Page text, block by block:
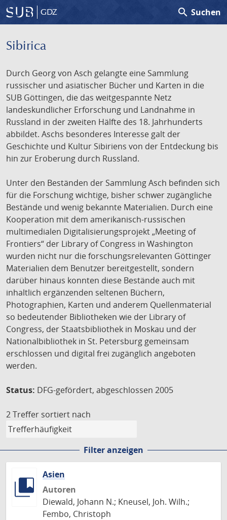
GDZ search Suchen
Sibirica
Durch Georg von Asch gelangte eine Sammlung
russischer und asiatischer Bücher und Karten in die
SUB Göttingen, die das weitgespannte Netz
landeskundlicher Erforschung und Landnahme in
Russland in der zweiten Hälfte des 18. Jahrhunderts
abbildet. Aschs besonderes Interesse galt der
Geschichte und Kultur Sibiriens von der Entdeckung bis
hin zur Eroberung durch Russland.
Unter den Beständen der Sammlung Asch befinden sich
für die Forschung wichtige, bisher schwer zugängliche
Bestände und wenig bekannte Materialien. Durch eine
Kooperation mit dem amerikanisch-russischen
multimedialen Digitalisierungsprojekt „Meeting of
Frontiers“ der Library of Congress in Washington
wurden nicht nur die forschungsrelevanten Göttinger
Materialien dem Benutzer bereitgestellt, sondern
darüber hinaus konnten diese Bestände auch mit
inhaltlich ergänzenden seltenen Büchern,
Photographien, Karten und anderem Quellenmaterial
so bedeutender Bibliotheken wie der Library of
Congress, der Staatsbibliothek in Moskau und der
Nationalbibliothek in St. Petersburg gemeinsam
erschlossen und digital frei zugänglich angeboten
werden.
Status: DFG-gefördert, abgeschlossen 2005
2 Treffer sortiert nach
Filter anzeigen
Asien
Autoren
Diewald, Johann N.; Kneusel, Joh. Wilh.;
Fembo, Christoph